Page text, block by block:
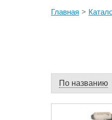
Главная
По названию